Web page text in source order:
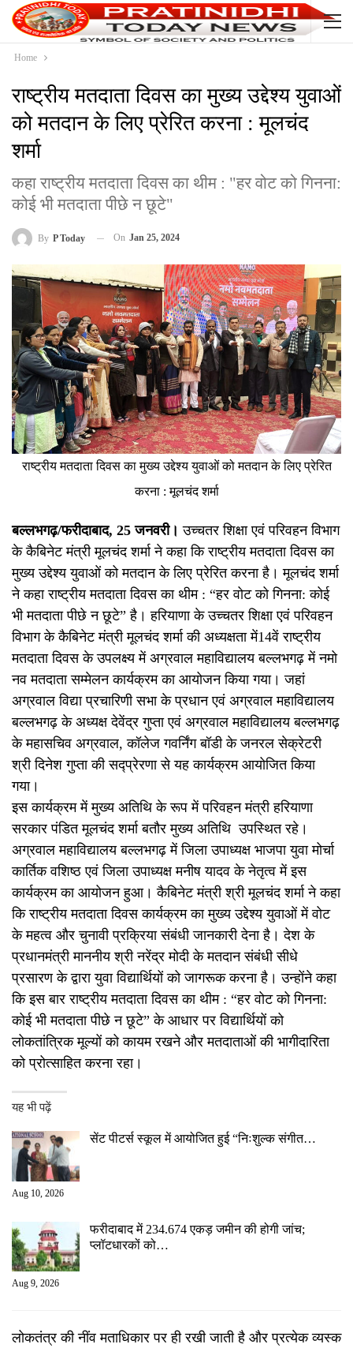
Home
राष्ट्रीय मतदाता दिवस का मुख्य उद्देश्य युवाओं
को मतदान के लिए प्रेरित करना : मूलचंद
शर्मा
कहा राष्ट्रीय मतदाता दिवस का थीम : "हर वोट को गिनना:
कोई भी मतदाता पीछे न छूटे"
By P Today On Jan 25, 2024
राष्ट्रीय मतदाता दिवस का मुख्य उद्देश्य युवाओं को मतदान के लिए प्रेरित
करना : मूलचंद शर्मा
बल्लभगढ़/फरीदाबाद, 25 जनवरी। उच्चतर शिक्षा एवं परिवहन विभाग
के कैबिनेट मंत्री मूलचंद शर्मा ने कहा कि राष्ट्रीय मतदाता दिवस का
मुख्य उद्देश्य युवाओं को मतदान के लिए प्रेरित करना है। मूलचंद शर्मा
ने कहा राष्ट्रीय मतदाता दिवस का थीम : “हर वोट को गिनना: कोई
भी मतदाता पीछे न छूटे” है। हरियाणा के उच्चतर शिक्षा एवं परिवहन
विभाग के कैबिनेट मंत्री मूलचंद शर्मा की अध्यक्षता में14वें राष्ट्रीय
मतदाता दिवस के उपलक्ष्य में अग्रवाल महाविद्यालय बल्लभगढ़ में नमो
नव मतदाता सम्मेलन कार्यक्रम का आयोजन किया गया। जहां
अग्रवाल विद्या प्रचारिणी सभा के प्रधान एवं अग्रवाल महाविद्यालय
बल्लभगढ़ के अध्यक्ष देवेंद्र गुप्ता एवं अग्रवाल महाविद्यालय बल्लभगढ़
के महासचिव अग्रवाल, कॉलेज गवर्निंग बॉडी के जनरल सेक्रेटरी
श्री दिनेश गुप्ता की सद्प्रेरणा से यह कार्यक्रम आयोजित किया
गया।
इस कार्यक्रम में मुख्य अतिथि के रूप में परिवहन मंत्री हरियाणा
सरकार पंडित मूलचंद शर्मा बतौर मुख्य अतिथि उपस्थित रहे।
अग्रवाल महाविद्यालय बल्लभगढ़ में जिला उपाध्यक्ष भाजपा युवा मोर्चा
कार्तिक वशिष्ठ एवं जिला उपाध्यक्ष मनीष यादव के नेतृत्व में इस
कार्यक्रम का आयोजन हुआ। कैबिनेट मंत्री श्री मूलचंद शर्मा ने कहा
कि राष्ट्रीय मतदाता दिवस कार्यक्रम का मुख्य उद्देश्य युवाओं में वोट
के महत्व और चुनावी प्रक्रिया संबंधी जानकारी देना है। देश के
प्रधानमंत्री माननीय श्री नरेंद्र मोदी के मतदान संबंधी सीधे
प्रसारण के द्वारा युवा विद्यार्थियों को जागरूक करना है। उन्होंने कहा
कि इस बार राष्ट्रीय मतदाता दिवस का थीम : “हर वोट को गिनना:
कोई भी मतदाता पीछे न छूटे” के आधार पर विद्यार्थियों को
लोकतांत्रिक मूल्यों को कायम रखने और मतदाताओं की भागीदारिता
को प्रोत्साहित करना रहा।
यह भी पढ़ें
सेंट पीटर्स स्कूल में आयोजित हुई “निःशुल्क संगीत…
Aug 10, 2026
फरीदाबाद में 234.674 एकड़ जमीन की होगी जांच;
प्लॉटधारकों को…
Aug 9, 2026
लोकतंत्र की नींव मताधिकार पर ही रखी जाती है और प्रत्येक व्यस्क